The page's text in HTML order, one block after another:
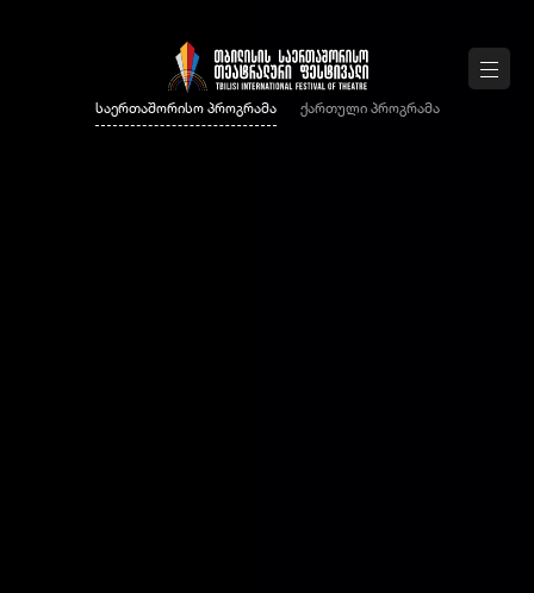
საერთაშორისო პროგრამა ქართული პროგრამა